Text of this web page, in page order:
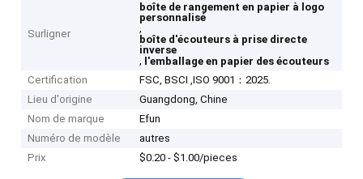
Surligner
boîte de rangement en papier à logo
personnalisé
,
boîte d'écouteurs à prise directe
inverse
, l'emballage en papier des écouteurs
Certification
FSC, BSCI ,ISO 9001：2025.
Lieu d'origine
Guangdong, Chine
Nom de marque
Efun
Numéro de modèle
autres
Prix
$0.20 - $1.00/pieces